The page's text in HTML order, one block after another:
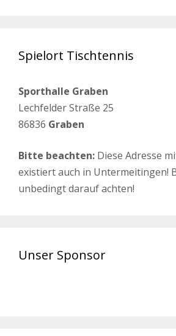
Spielort Tischtennis
Sporthalle Graben
Lechfelder Straße 25
86836 Graben
Bitte beachten: Diese Adresse
existiert auch in Untermeitingen!
unbedingt darauf achten!
Unser Sponsor